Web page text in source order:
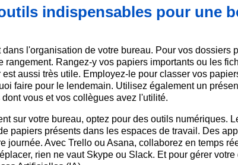
indispensables pour une
l'organisation de votre bureau. Pour vos dossiers
rangement. Rangez-y vos papiers importants ou les
aussi très utile. Employez-le pour classer vos
faire pour le lendemain. Utilisez également un
vous et vos collègues avez l'utilité.
sur votre bureau, optez pour des outils numériques.
papiers présents dans les espaces de travail. Des
journée. Avec Trello ou Asana, collaborez en temps
rien ne vaut Skype ou Slack. Et pour gérer